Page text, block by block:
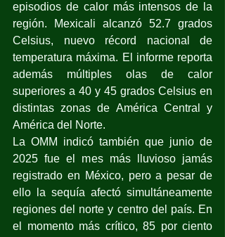
episodios de calor más intensos de la
región. Mexicali alcanzó 52.7 grados
Celsius, nuevo récord nacional de
temperatura máxima. El informe reporta
además múltiples olas de calor
superiores a 40 y 45 grados Celsius en
distintas zonas de América Central y
América del Norte.
La OMM indicó también que junio de
2025 fue el mes más lluvioso jamás
registrado en México, pero a pesar de
ello la sequía afectó simultáneamente
regiones del norte y centro del país. En
el momento más crítico, 85 por ciento